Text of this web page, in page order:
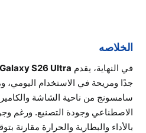
الخلاصه
في النهاية، يقدم S26 Ultra
جدًا ومريحة في الاستخدام اليومي،
سامسونج من ناحية الشاشة
الاصطناعي وجودة التصنيع. ورغم
بالأداء والبطارية والحرارة مقارنة